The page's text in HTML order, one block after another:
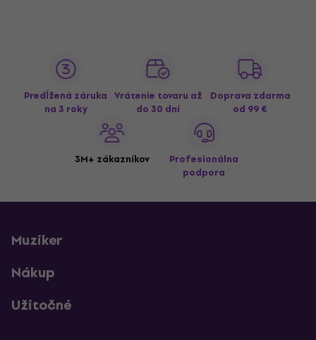
Predĺžená záruka
na 3 roky
Vrátenie tovaru až
do 30 dní
Doprava zdarma
od 99 €
3M+ zákazníkov
Profesionálna
podpora
Muziker
Nákup
Užitočné